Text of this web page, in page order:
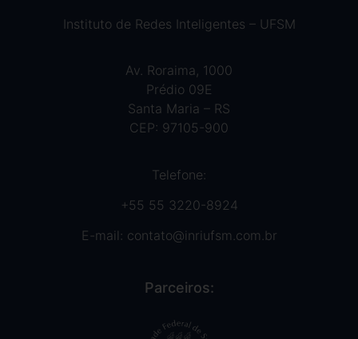
Instituto de Redes Inteligentes – UFSM
Av. Roraima, 1000
Prédio 09E
Santa Maria – RS
CEP: 97105-900
Telefone:
+55 55 3220-8924
E-mail: contato@inriufsm.com.br
Parceiros: